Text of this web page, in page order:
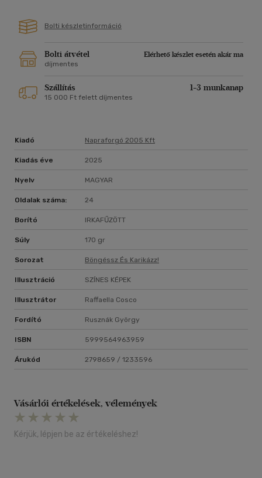
Bolti készletinformáció
Bolti átvétel
Elérhető készlet esetén akár ma
díjmentes
Szállítás 1-3 munkanap
15 000 Ft felett díjmentes
Kiadó Napraforgó 2005 Kft
Kiadás éve 2025
Nyelv MAGYAR
Oldalak száma: 24
Borító IRKAFŰZÖTT
Súly 170 gr
Sorozat Böngéssz És Karikázz!
Illusztráció SZÍNES KÉPEK
Illusztrátor Raffaella Cosco
Fordító Rusznák György
ISBN 5999564963959
Árukód 2798659 / 1233596
Vásárlói értékelések, vélemények
Kérjük, lépjen be az értékeléshez!